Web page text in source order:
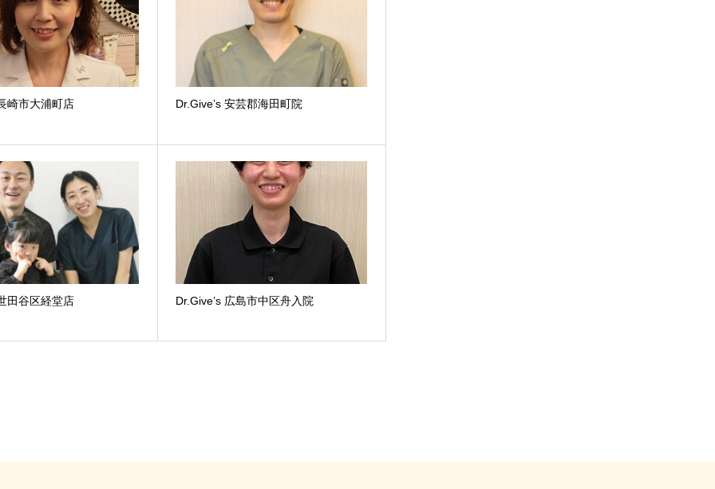
崎市大浦町店 Dr.Give’s 安芸郡海田町院
田谷区経堂店 Dr.Give’s 広島市中区舟入院